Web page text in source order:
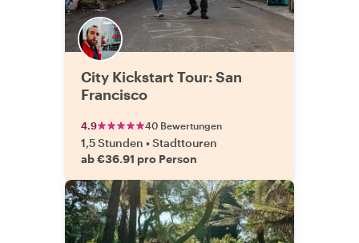
City Kickstart Tour: San
Francisco
4.9 40 Bewertungen
1,5 Stunden •Stadttouren
ab €36.91 pro Person